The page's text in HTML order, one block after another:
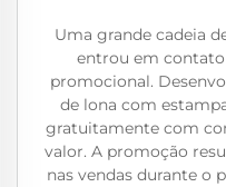
Uma grande cadeia
entrou em
promocional.
de lona com
gratuitamente com
valor. A promoção
nas vendas durante o